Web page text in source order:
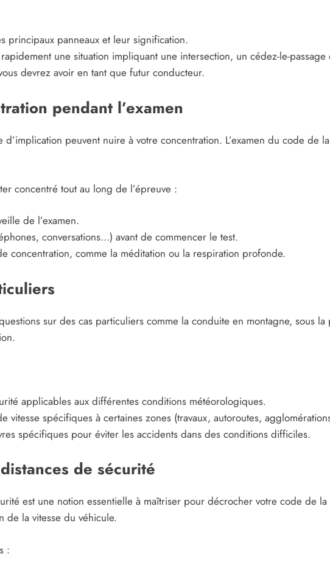
principaux panneaux et leur signification.
rapidement une situation impliquant une intersection, un cédez-le-passage
devrez avoir en tant que futur conducteur.
pendant l’examen
peuvent nuire à votre concentration. L’examen du code de
concentré tout au long de l’épreuve :
de l’examen.
conversations…) avant de commencer le test.
concentration, comme la méditation ou la respiration profonde.
sur des cas particuliers comme la conduite en montagne, sous
applicables aux différentes conditions météorologiques.
vitesse spécifiques à certaines zones (travaux, autoroutes,
spécifiques pour éviter les accidents dans des conditions difficiles.
de sécurité
est une notion essentielle à maîtriser pour décrocher votre code de
de la vitesse du véhicule.
: